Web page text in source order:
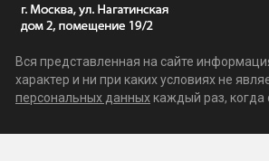
Вся представленная на сайте
характер и ни при каких условиях не
персональных данныхкаждый раз, когда